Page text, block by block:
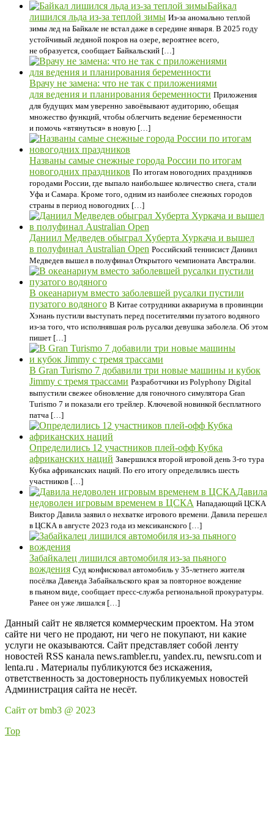
Байкал
лишился льда из-за теплой зимы Из-за аномально теплой
зимы лед на Байкале не встал даже в середине января. В 2025 году
устойчивый ледяной покров на озере, вероятнее всего,
не образуется, сообщает Байкальский […]
Врачу не замена: что не так с приложениями
для ведения и планирования беременности Приложения
для будущих мам уверенно завоёвывают аудиторию, обещая
множество функций, чтобы облегчить ведение беременности
и помочь «втянуться» в новую […]
Названы самые снежные города России по итогам
новогодних праздников По итогам новогодних праздников
городами России, где выпало наибольшее количество снега, стали
Уфа и Самара. Кроме того, одним из наиболее снежных городов
страны в период новогодних […]
Даниил Медведев обыграл Хуберта Хуркача и вышел
в полуфинал Australian Open Российский теннисист Даниил
Медведев вышел в полуфинал Открытого чемпионата Австралии.
В океанариум вместо заболевшей русалки пустили
пузатого водяного В Китае сотрудники аквариума в провинции
Хэнань пустили выступать перед посетителями пузатого водяного
из-за того, что исполнявшая роль русалки девушка заболела. Об этом
пишет […]
В Gran Turismo 7 добавили три новые машины и кубок
Jimmy с тремя трассами Разработчики из Polyphony Digital
выпустили свежее обновление для гоночного симулятора Gran
Turismo 7 и показали его трейлер. Ключевой новинкой бесплатного
патча […]
Определились 12 участников плей-офф Кубка
африканских наций Завершился второй игровой день 3-го тура
Кубка африканских наций. По его итогу определились шесть
участников […]
Давила
недоволен игровым временем в ЦСКА Нападающий ЦСКА
Виктор Давила заявил о нехватке игрового времени. Давила перешел
в ЦСКА в августе 2023 года из мексиканского […]
Забайкалец лишился автомобиля из-за пьяного
вождения Суд конфисковал автомобиль у 35-летнего жителя
посёлка Давенда Забайкальского края за повторное вождение
в пьяном виде, сообщает пресс-служба региональной прокуратуры.
Ранее он уже лишался […]
Данный сайт не является коммерческим проектом. На этом
сайте ни чего не продают, ни чего не покупают, ни какие
услуги не оказываются. Сайт представляет собой ленту
новостей RSS канала news.rambler.ru, yandex.ru, newsru.com и
lenta.ru . Материалы публикуются без искажения,
ответственность за достоверность публикуемых новостей
Администрация сайта не несёт.
Сайт от bmb3 @ 2023
Top